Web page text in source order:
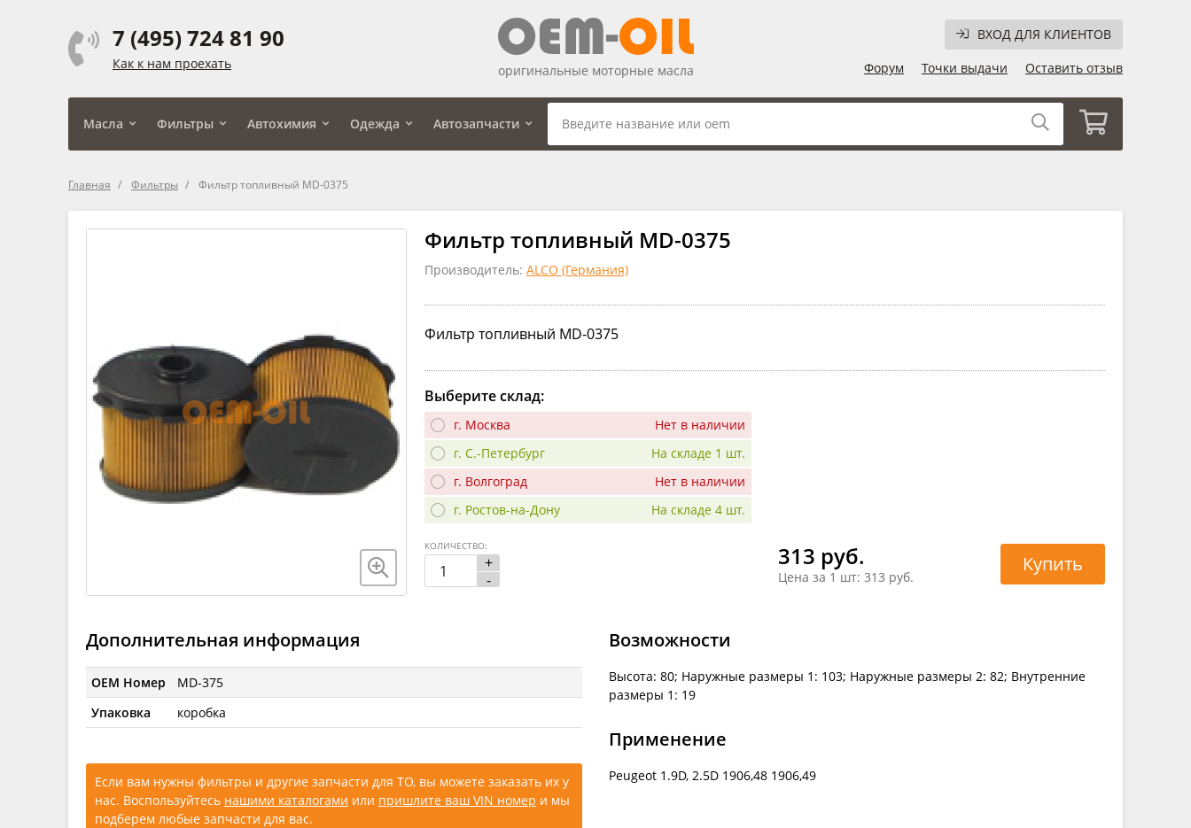
7 (495) 724 81 90
Как к нам проехать
ВХОД ДЛЯ КЛИЕНТОВ
Форум
Точки выдачи Оставить отзыв
оригинальные моторные масла
Масла Фильтры Автохимия Одежда Автозапчасти
Главная Фильтры Фильтр топливный MD-0375
Фильтр топливный MD-0375
Производитель: ALCO (Германия)
Фильтр топливный MD-0375
Выберите склад:
г. Москва
Нет в наличии
г. С.-Петербург
На складе 1 шт.
г. Волгоград
Нет в наличии
г. Ростов-на-Дону
На складе 4 шт.
313 руб.
Цена за 1 шт: 313 руб.
+
-
КОЛИЧЕСТВО:
Купить
Дополнительная информация
OEM Номер
MD-375
Упаковка
коробка
Если вам нужны фильтры и другие запчасти для ТО, вы можете заказать их у
нас. Воспользуйтесь нашими каталогами или пришлите ваш VIN номер и мы
подберем любые запчасти для вас.
Возможности
Высота: 80; Наружные размеры 1: 103; Наружные размеры 2: 82; Внутренние
размеры 1: 19
Применение
Peugeot 1.9D, 2.5D 1906,48 1906,49